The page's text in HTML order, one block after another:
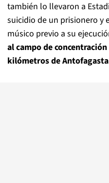
también lo llevaron a
suicidio de un prisionero y
músico previo a su
al campo de
kilómetros de